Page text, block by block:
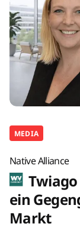
MEDIA
Native Alliance
ein
Markt